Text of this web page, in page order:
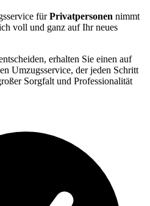
fürPrivatpersonen nimmt
voll und ganz auf Ihr neues
erhalten Sie einen auf
Umzugsservice, der jeden Schritt
Sorgfalt und Professionalität